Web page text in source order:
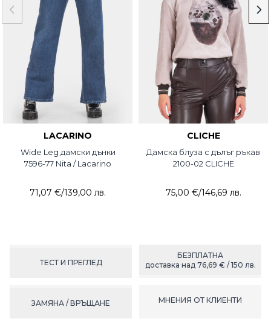
LACARINO
Wide Leg дамски дънки
7596-77 Nita / Lacarino
71,07 €/139,00 лв.
CLICHE
Дамска блуза с дълъг ръкав
2100-02 CLICHE
75,00 €/146,69 лв.
ТЕСТ И ПРЕГЛЕД
БЕЗПЛАТНА
доставка над 76,69 € / 150 лв.
ЗАМЯНА / ВРЪЩАНЕ МНЕНИЯ ОТ КЛИЕНТИ